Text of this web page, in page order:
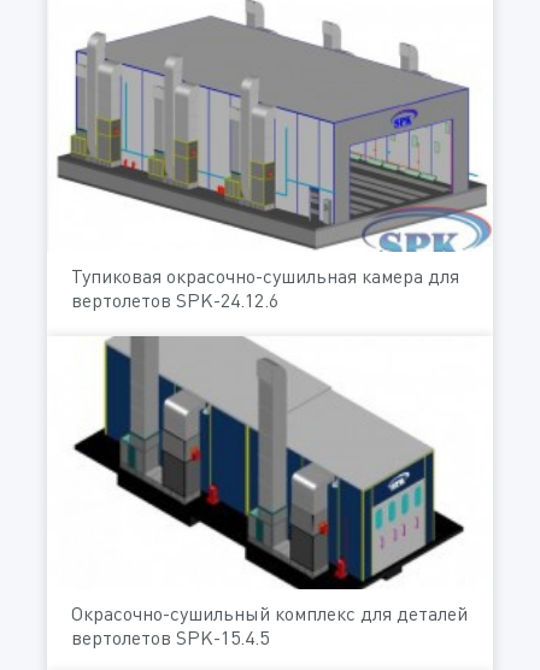
Тупиковая окрасочно-сушильная камера для
вертолетов SPK-24.12.6
Окрасочно-сушильный комплекс для деталей
вертолетов SPK-15.4.5